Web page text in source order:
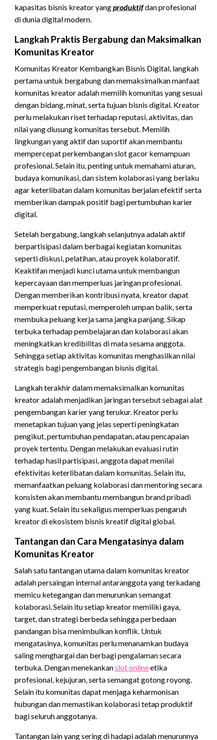
kapasitas bisnis kreator yangproduktifdan profesional
di dunia digital modern.
Langkah Praktis Bergabung dan Maksimalkan
Komunitas Kreator
Komunitas Kreator Kembangkan Bisnis Digital, langkah
pertama untuk bergabung dan memaksimalkan manfaat
komunitas kreator adalah memilih komunitas yang sesuai
dengan bidang, minat, serta tujuan bisnis digital. Kreator
perlu melakukan riset terhadap reputasi, aktivitas, dan
nilai yang diusung komunitas tersebut. Memilih
lingkungan yang aktif dan suportif akan membantu
mempercepat perkembangan slotgacor kemampuan
profesional. Selain itu, penting untuk memahami aturan,
budaya komunikasi, dan sistem kolaborasi yang berlaku
agar keterlibatan dalam komunitas berjalan efektif serta
memberikan dampak positif bagi pertumbuhan karier
digital.
Setelah bergabung, langkah selanjutnya adalah aktif
berpartisipasi dalam berbagai kegiatan komunitas
seperti diskusi, pelatihan, atau proyek kolaboratif.
Keaktifan menjadi kunci utama untuk membangun
kepercayaan dan memperluas jaringan profesional.
Dengan memberikan kontribusi nyata, kreator dapat
memperkuat reputasi, memperoleh umpan balik, serta
membuka peluang kerja sama jangka panjang. Sikap
terbuka terhadap pembelajaran dan kolaborasi akan
meningkatkan kredibilitas di mata sesama anggota.
Sehingga setiap aktivitas komunitas menghasilkan nilai
strategis bagi pengembangan bisnis digital.
Langkah terakhir dalam memaksimalkan komunitas
kreator adalah menjadikan jaringan tersebut sebagai alat
pengembangan karier yang terukur. Kreator perlu
menetapkan tujuan yang jelas seperti peningkatan
pengikut, pertumbuhan pendapatan, atau pencapaian
proyek tertentu. Dengan melakukan evaluasi rutin
terhadap hasil partisipasi, anggota dapat menilai
efektivitas keterlibatan dalam komunitas. Selain itu,
memanfaatkan peluang kolaborasi dan mentoring secara
konsisten akan membantu membangun brand pribadi
yang kuat. Selain itu sekaligus memperluas pengaruh
kreator di ekosistem bisnis kreatifdigital global.
Tantangan dan Cara Mengatasinya dalam
Komunitas Kreator
Salah satu tantangan utama dalam komunitas kreator
adalah persaingan internal antaranggota yang terkadang
memicu ketegangan dan menurunkan semangat
kolaborasi. Selain itu setiap kreator memiliki gaya,
target, dan strategi berbeda sehingga perbedaan
pandangan bisa menimbulkan konflik. Untuk
mengatasinya, komunitas perlu menanamkan budaya
saling menghargai dan berbagi pengalaman secara
terbuka. Dengan menekankanslot onlineetika
profesional, kejujuran, serta semangat gotong royong.
Selain itu komunitas dapat menjaga keharmonisan
hubungan dan memastikan kolaborasi tetap produktif
bagi seluruh anggotanya.
Tantangan lain yang sering di hadapi adalah menurunnya